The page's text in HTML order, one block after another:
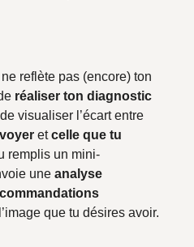
reflète pas (encore) ton
réaliser ton diagnostic
visualiser l’écart entre
etcelle que tu
remplis un mini-
une analyse
que tu désires avoir.